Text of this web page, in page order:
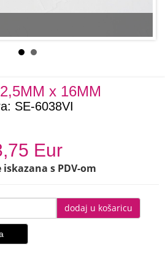
x 16MM
SE-6038VI
Eur
iskazana s PDV-om
dodaj u košaricu